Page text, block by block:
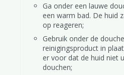
Ga onder een lauwe
een warm bad. De huid
op reageren;
Gebruik onder de
reinigingsproduct in
er voor dat de huid niet
douchen;